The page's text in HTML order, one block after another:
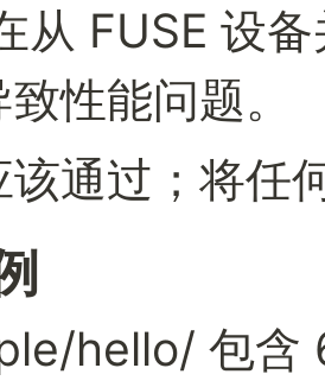
从 FUSE 设
性能问题。
该通过；将任
hello/ 包含